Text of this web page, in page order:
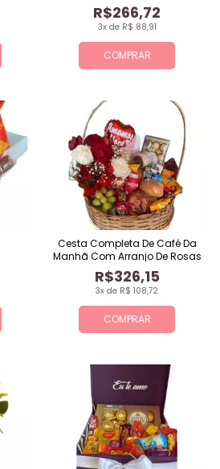
COMPRAR
3x de R$ 88,91
R$266,72
COMPRAR
3x de R$ 108,72
R$326,15
Cesta Completa De Café Da
Manhã Com Arranjo De Rosas